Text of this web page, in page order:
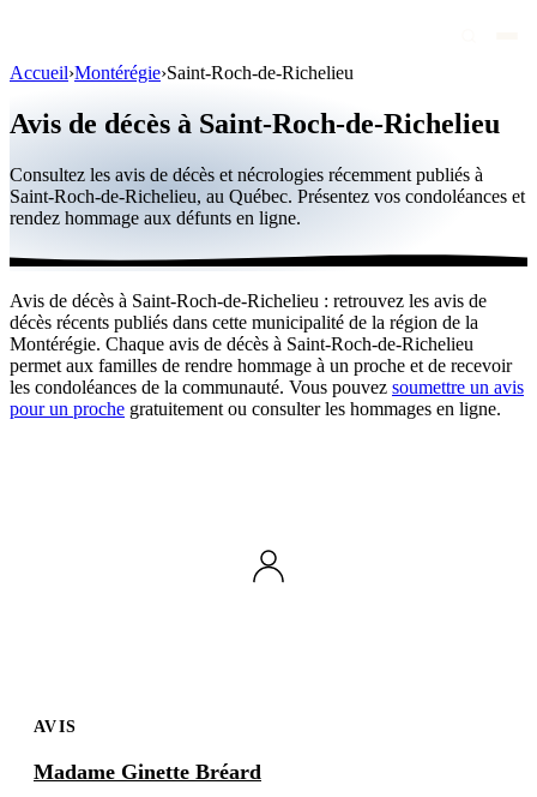
Personnalités publiques
Québec
Canada
International
Par région
Par ville
Maisons funéraires
Publier un avis
Accueil›Montérégie›Saint-Roch-de-Richelieu
Avis de décès à Saint-Roch-de-Richelieu
Consultez les avis de décès et nécrologies récemment publiés à
Saint-Roch-de-Richelieu, au Québec. Présentez vos condoléances et
rendez hommage aux défunts en ligne.
Avis de décès à Saint-Roch-de-Richelieu : retrouvez les avis de
décès récents publiés dans cette municipalité de la région de la
Montérégie. Chaque avis de décès à Saint-Roch-de-Richelieu
permet aux familles de rendre hommage à un proche et de recevoir
les condoléances de la communauté. Vous pouvez soumettre un avis
pour un proche gratuitement ou consulter les hommages en ligne.
AVIS
Madame Ginette Bréard